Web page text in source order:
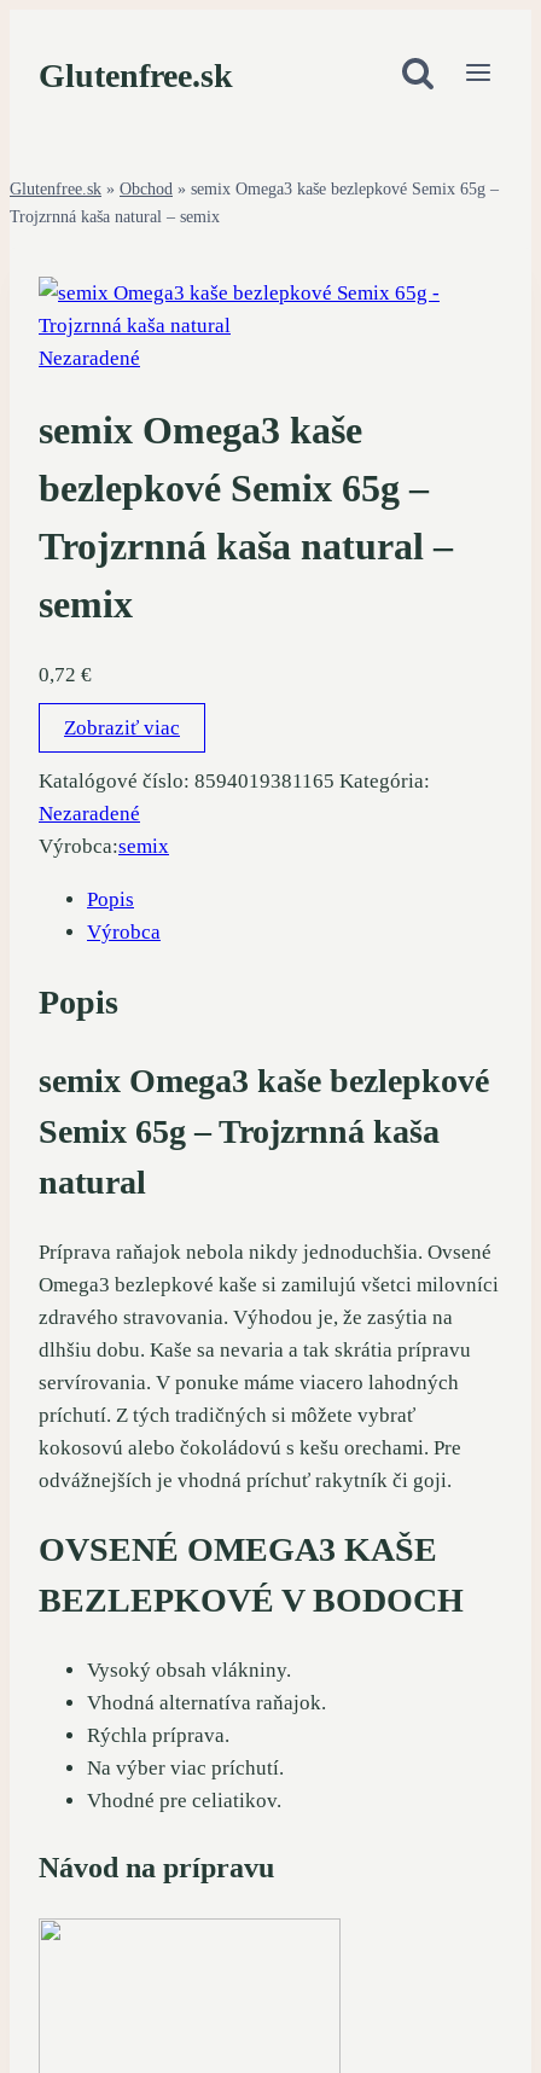
content
Glutenfree.sk
Glutenfree.sk » Obchod » semix Omega3 kaše bezlepkové Semix 65g –
Trojzrnná kaša natural – semix
Nezaradené
semix Omega3 kaše
bezlepkové Semix 65g –
Trojzrnná kaša natural –
semix
0,72 €
Zobraziť viac
Katalógové číslo: 8594019381165 Kategória:
Nezaradené
Výrobca:semix
Popis
Výrobca
Popis
semix Omega3 kaše bezlepkové
Semix 65g – Trojzrnná kaša
natural
Príprava raňajok nebola nikdy jednoduchšia. Ovsené
Omega3 bezlepkové kaše si zamilujú všetci milovníci
zdravého stravovania. Výhodou je, že zasýtia na
dlhšiu dobu. Kaše sa nevaria a tak skrátia prípravu
servírovania. V ponuke máme viacero lahodných
príchutí. Z tých tradičných si môžete vybrať
kokosovú alebo čokoládovú s kešu orechami. Pre
odvážnejších je vhodná príchuť rakytník či goji.
OVSENÉ OMEGA3 KAŠE
BEZLEPKOVÉ V BODOCH
Vysoký obsah vlákniny.
Vhodná alternatíva raňajok.
Rýchla príprava.
Na výber viac príchutí.
Vhodné pre celiatikov.
Návod na prípravu